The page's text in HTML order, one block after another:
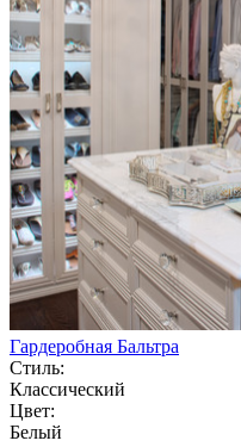
Гардеробная Бальтра
Стиль:
Классический
Цвет:
Белый